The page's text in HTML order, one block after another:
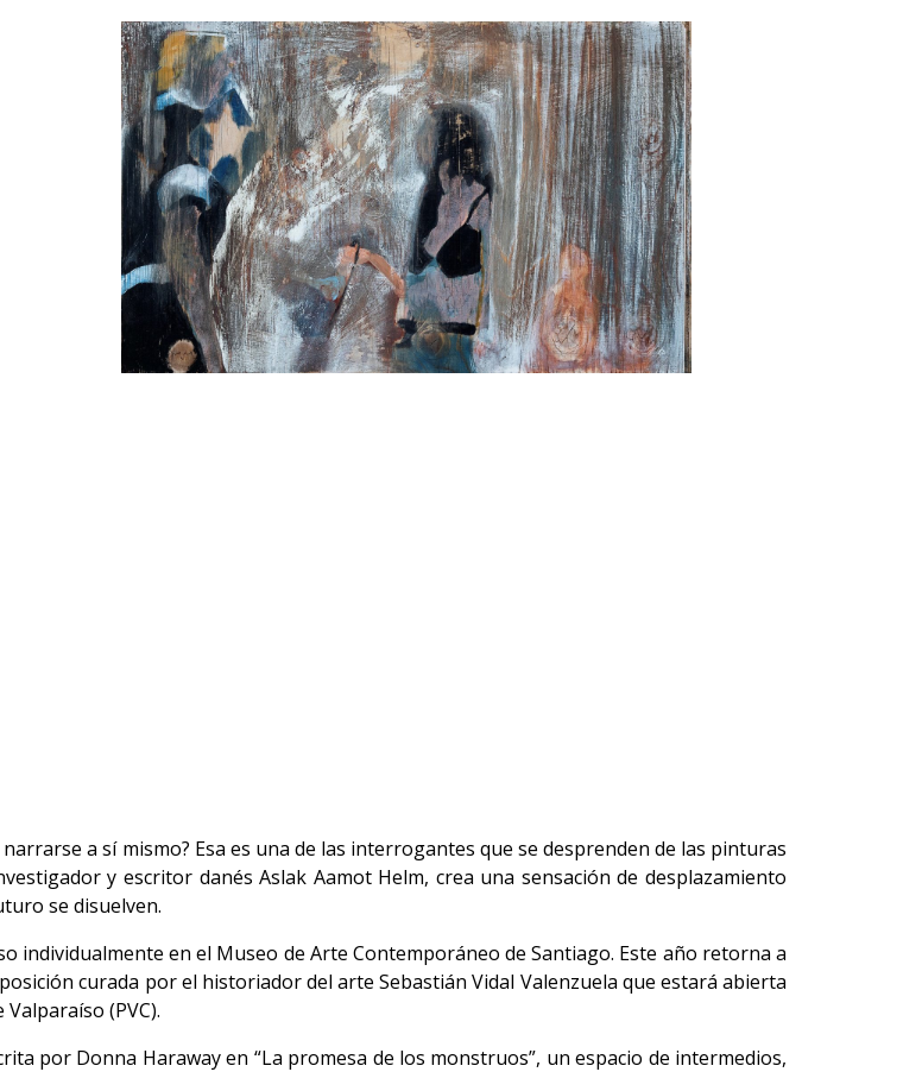
a sí mismo? Esa es una de las interrogantes que se desprenden de las pinturas
y escritor danés Aslak Aamot Helm, crea una sensación de desplazamiento
se disuelven.
individualmente en el Museo de Arte Contemporáneo de Santiago. Este año retorna a
curada por el historiador del arte Sebastián Vidal Valenzuela que estará abierta
(PVC).
por Donna Haraway en “La promesa de los monstruos”, un espacio de intermedios,